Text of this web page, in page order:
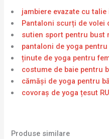
jambiere evazate cu talie
Pantaloni scurți de volei
sutien sport pentru bust
pantaloni de yoga pentru
ținute de yoga pentru
costume de baie pentru
cămăși de yoga pentru
covoraș de yoga țesut
Produse similare